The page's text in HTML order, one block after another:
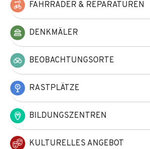
FAHRRÄDER & REPARATUREN
DENKMÄLER
BEOBACHTUNGSORTE
RASTPLÄTZE
BILDUNGSZENTREN
KULTURELLES ANGEBOT